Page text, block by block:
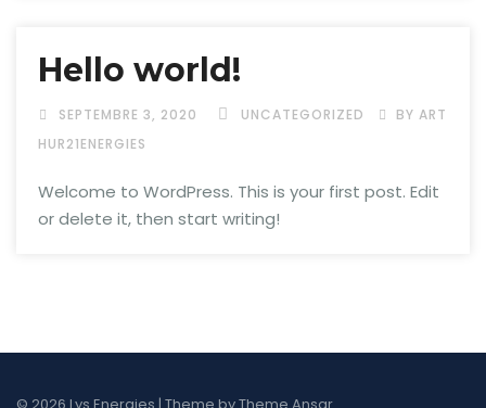
Hello world!
SEPTEMBRE 3, 2020 UNCATEGORIZED
BY ART
HUR21ENERGIES
Welcome to WordPress. This is your first post. Edit
or delete it, then start writing!